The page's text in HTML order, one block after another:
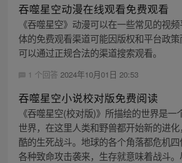
吞噬星空动漫在线观看免费观看
《吞噬星空》动漫可以在一些常见的视
体的免费观看渠道可能因版权和平台政
可以通过正规合法的渠道搜索观看。
1 个回答 2024年10月01日 20:53
吞噬星空小说校对版免费阅读
《吞噬星空(校对版)》所描绘的世界是一
世界，在这里人类和野兽都开始新的进
酷的生死战斗。地球的各个角落都危机
各种致命攻击袭来，生存就意味着战斗